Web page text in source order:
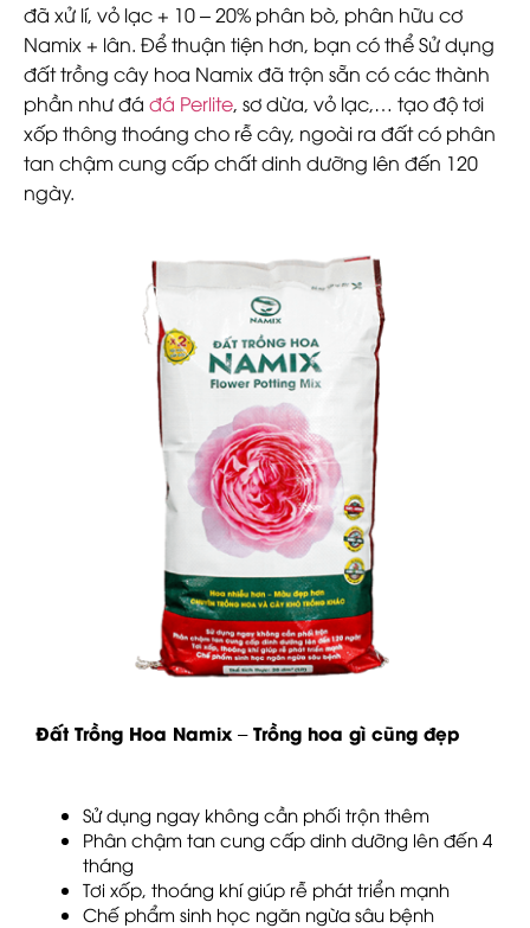
đã xử lí, vỏ lạc + 10 – 20% phân bò, phân hữu cơ
Namix + lân. Để thuận tiện hơn, bạn có thể Sử dụng
đất trồng cây hoa Namix đã trộn sẵn có các thành
phần như đá đá Perlite, sơ dừa, vỏ lạc,… tạo độ tơi
xốp thông thoáng cho rễ cây, ngoài ra đất có phân
tan chậm cung cấp chất dinh dưỡng lên đến 120
ngày.
Đất Trồng Hoa Namix – Trồng hoa gì cũng đẹp
Sử dụng ngay không cần phối trộn thêm
Phân chậm tan cung cấp dinh dưỡng lên đến 4
tháng
Tơi xốp, thoáng khí giúp rễ phát triển mạnh
Chế phẩm sinh học ngăn ngừa sâu bệnh